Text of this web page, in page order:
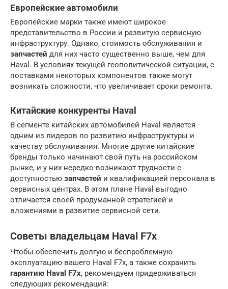
Европейские автомобили
Европейские марки также имеют широкое
представительство в России и развитую сервисную
инфраструктуру. Однако, стоимость обслуживания и
запчастей для них часто существенно выше, чем для
Haval. В условиях текущей геополитической ситуации, с
поставками некоторых компонентов также могут
возникать сложности, что увеличивает сроки ремонта.
Китайские конкуренты Haval
В сегменте китайских автомобилей Haval является
одним из лидеров по развитию инфраструктуры и
качеству обслуживания. Многие другие китайские
бренды только начинают свой путь на российском
рынке, и у них нередко возникают трудности с
доступностью запчастей и квалификацией персонала в
сервисных центрах. В этом плане Haval выгодно
отличается своей продуманной стратегией и
вложениями в развитие сервисной сети.
Советы владельцам Haval F7x
Чтобы обеспечить долгую и беспроблемную
эксплуатацию вашего Haval F7x, а также сохранить
гарантию Haval F7x, рекомендуем придерживаться
следующих рекомендаций: